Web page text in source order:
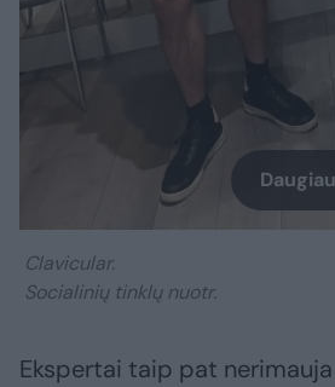
Clavicular.
Socialinių tinklų nuotr.
Ekspertai taip pat